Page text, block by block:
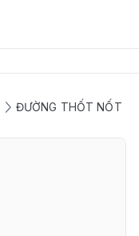
ĐƯỜNG THỐT NỐT